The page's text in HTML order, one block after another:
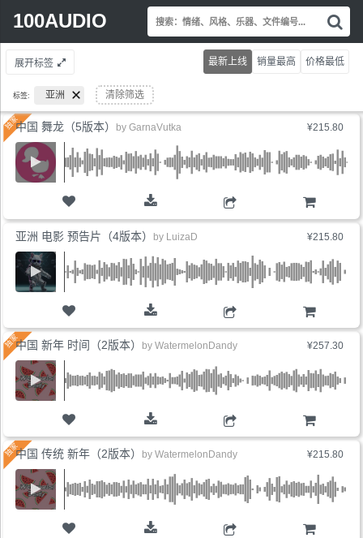
100AUDIO
Search
索
情
绪
乐
文
件
展开标签
标签: 亚洲 清除筛选
最新上线 销量最高 价格最低
¥215.80
中国 舞龙（5版本） by GarnaVutka
¥215.80
购物车
亚洲 电影 预告片（4版本） by LuizaD
¥257.30
购物车
中国 新年 时间（2版本） by WatermelonDandy
¥215.80
中国 传统 新年（2版本） by WatermelonDandy